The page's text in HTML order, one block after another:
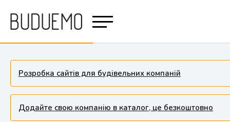
Розробка сайтів для будівельних компаній
Додайте свою компанію в каталог, це безкоштовно